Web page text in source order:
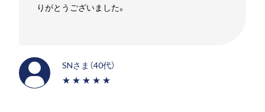
りがとうございました。
SNさま（40代）
★★★★★